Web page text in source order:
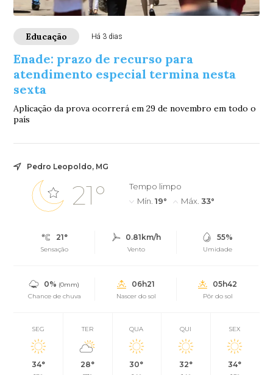
Educação Há 3 dias
Enade: prazo de recurso para
atendimento especial termina nesta
sexta
Aplicação da prova ocorrerá em 29 de novembro em todo o
país
Pedro Leopoldo, MG
21°
Tempo limpo
Mín. 19° Máx. 33°
21°
Sensação
0.81km/h
Vento
55%
Umidade
0% (0mm)
Chance de chuva
06h21
Nascer do sol
05h42
Pôr do sol
SEG
34°
TER
28°
QUA
30°
QUI
32°
SEX
34°